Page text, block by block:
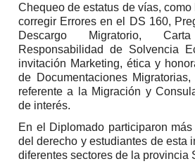
Chequeo de estatus de vías,
corregir Errores en el DS 160,
Descargo Migratorio,
Responsabilidad de Solvencia
invitación Marketing, ética y
de Documentaciones
referente a la Migración y
de interés.
En el Diplomado participaron
del derecho y estudiantes de esta
diferentes sectores de la provincia